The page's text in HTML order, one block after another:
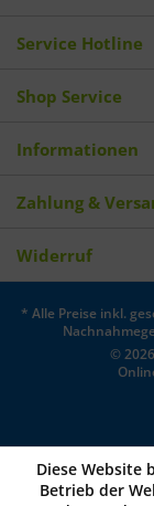
Service Hotline
Shop Service
Informationen
Zahlung &
Widerruf
* Alle Preise inkl.
©
Diese Website
Betrieb der